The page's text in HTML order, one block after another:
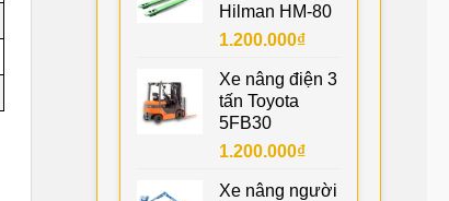
Hilman HM-80
1.200.000₫
Xe nâng điện 3
tấn Toyota
5FB30
1.200.000₫
Xe nâng người